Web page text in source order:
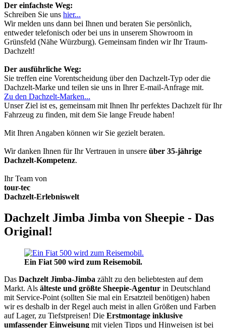
Der einfachste Weg:
Schreiben Sie uns hier...
Wir melden uns dann bei Ihnen und beraten Sie persönlich,
entweder telefonisch oder bei uns in unserem Showroom in
Grünsfeld (Nähe Würzburg). Gemeinsam finden wir Ihr Traum-
Dachzelt!
Der ausführliche Weg:
Sie treffen eine Vorentscheidung über den Dachzelt-Typ oder die
Dachzelt-Marke und teilen sie uns in Ihrer E-mail-Anfrage mit.
Zu den Dachzelt-Marken...
Unser Ziel ist es, gemeinsam mit Ihnen Ihr perfektes Dachzelt für Ihr
Fahrzeug zu finden, mit dem Sie lange Freude haben!
Mit Ihren Angaben können wir Sie gezielt beraten.
Wir danken Ihnen für Ihr Vertrauen in unsere über 35-jährige
Dachzelt-Kompetenz.
Ihr Team von
tour-tec
Dachzelt-Erlebniswelt
Dachzelt Jimba Jimba von Sheepie - Das
Original!
Ein Fiat 500 wird zum Reisemobil.
Das Dachzelt Jimba-Jimba zählt zu den beliebtesten auf dem
Markt. Als älteste und größte Sheepie-Agentur in Deutschland
mit Service-Point (sollten Sie mal ein Ersatzteil benötigen) haben
wir es deshalb in der Regel auch meist in allen Größen und Farben
auf Lager, zu Tiefstpreisen! Die Erstmontage inklusive
umfassender Einweisung mit vielen Tipps und Hinweisen ist bei